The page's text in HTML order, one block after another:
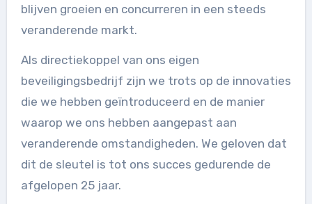
blijven groeien en concurreren in een steeds
veranderende markt.
Als directiekoppel van ons eigen
beveiligingsbedrijf zijn we trots op de innovaties
die we hebben geïntroduceerd en de manier
waarop we ons hebben aangepast aan
veranderende omstandigheden. We geloven dat
dit de sleutel is tot ons succes gedurende de
afgelopen 25 jaar.